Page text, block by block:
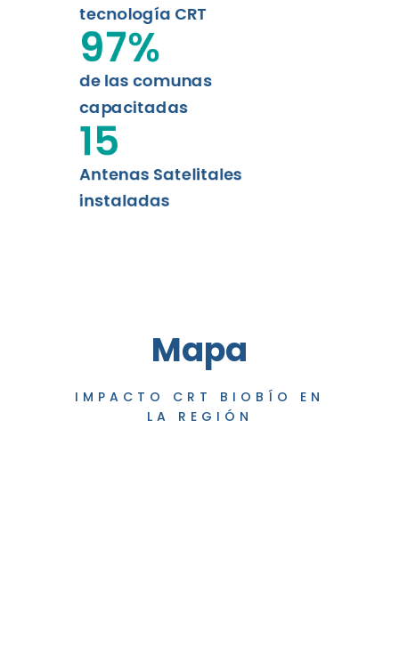
tecnología CRT
de las comunas
capacitadas
97%
Antenas Satelitales
instaladas
15
Mapa
IMPACTO CRT BIOBÍO EN
LA REGIÓN